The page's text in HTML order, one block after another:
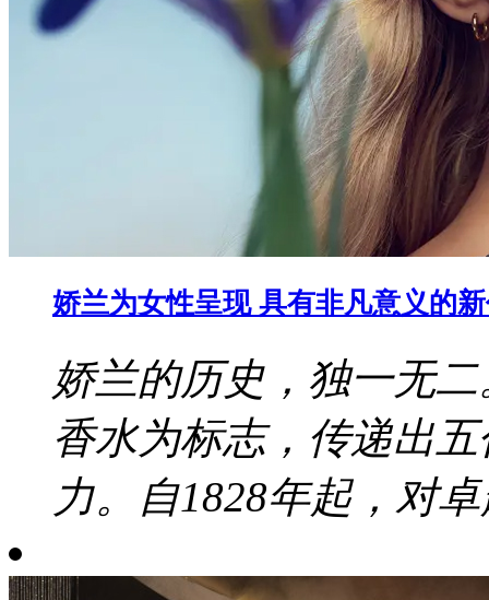
娇兰为女性呈现 具有非凡意义的
娇兰的历史，独一无
香水为标志，传递出
力。自1828年起，对